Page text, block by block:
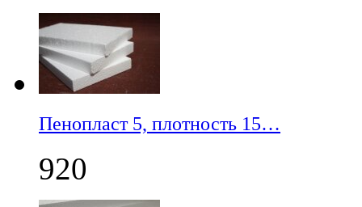
Пенопласт 5, плотность 15…
920